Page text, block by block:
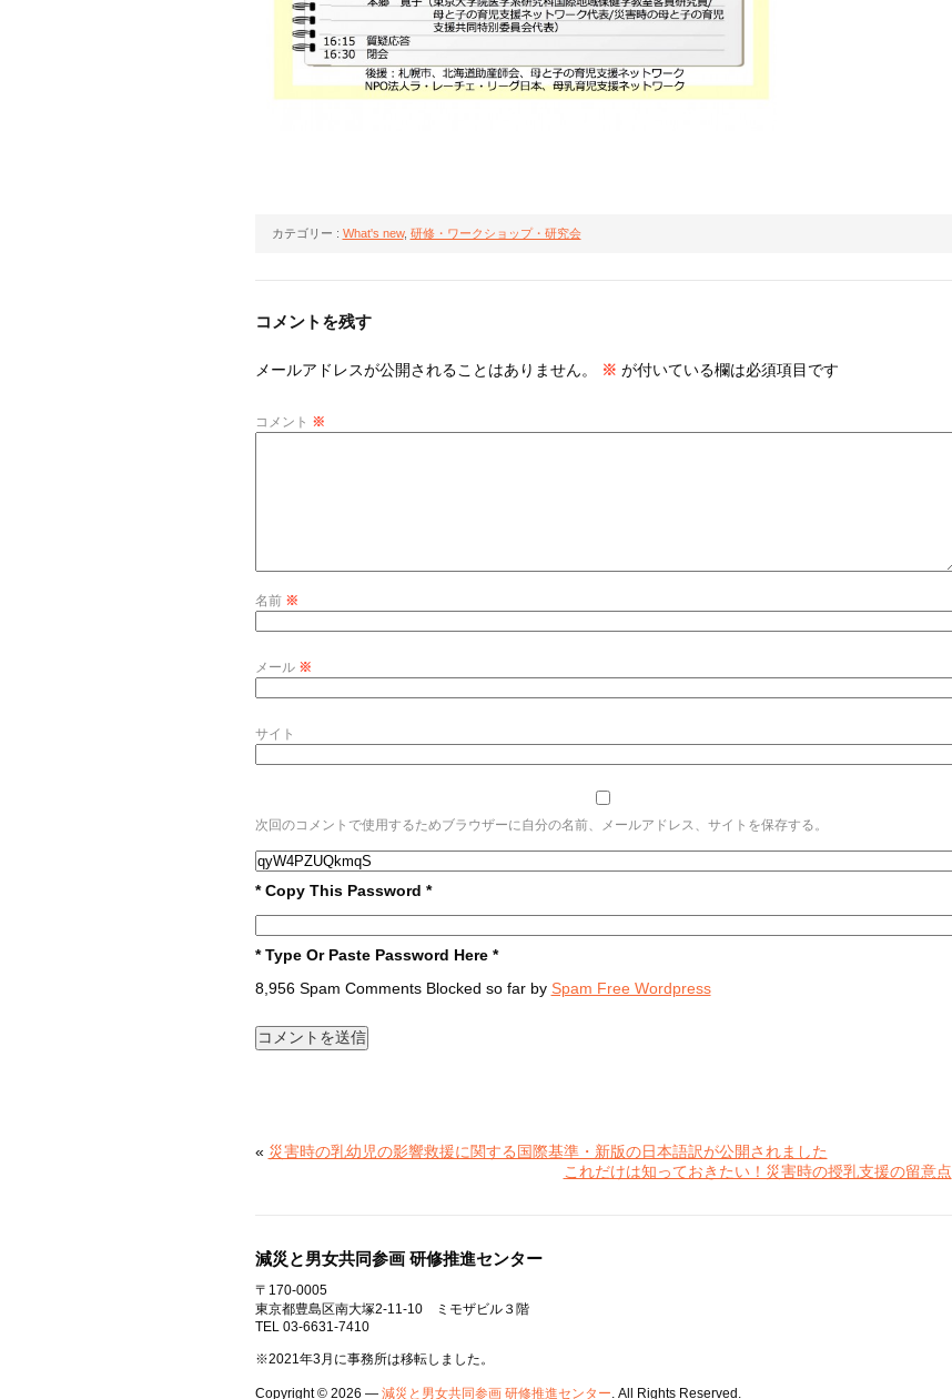
カテゴリー : What's new, 研修・ワークショップ・研究会
コメントを残す
メールアドレスが公開されることはありません。 ※ が付いている欄は必須項目です
コメント ※
名前 ※
メール ※
サイト
次回のコメントで使用するためブラウザーに自分の名前、メールアドレス、サイトを保存する。
* Copy This Password *
* Type Or Paste Password Here *
8,956 Spam Comments Blocked so far by Spam Free Wordpress
« 災害時の乳幼児の影響救援に関する国際基準・新版の日本語訳が公開されました
これだけは知っておきたい！災害時の授乳支援の留意点
減災と男女共同参画 研修推進センター
〒170-0005
東京都豊島区南大塚2-11-10 ミモザビル３階
TEL 03-6631-7410
※2021年3月に事務所は移転しました。
Copyright © 2026 — 減災と男女共同参画 研修推進センター. All Rights Reserved.